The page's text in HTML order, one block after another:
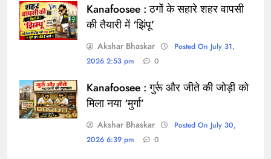
Kanafoosee : ठगों के सहारे शहर वापसी
की तैयारी में ‘झिंपू’
Akshar Bhaskar
Posted On July 31,
2026 2:53 pm
0
Kanafoosee : गुर्रू और जीते की जोड़ी को
मिला नया ‘मुर्गा’
Akshar Bhaskar
Posted On July 30,
2026 6:39 pm
0